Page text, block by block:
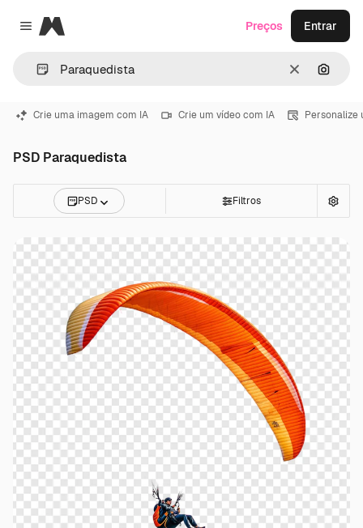
Close menu
Magnific
Limpar
Preços Entrar
Crie uma imagem com IA Crie um vídeo com IA Personalize
PSD Paraquedista
PSD Filtros